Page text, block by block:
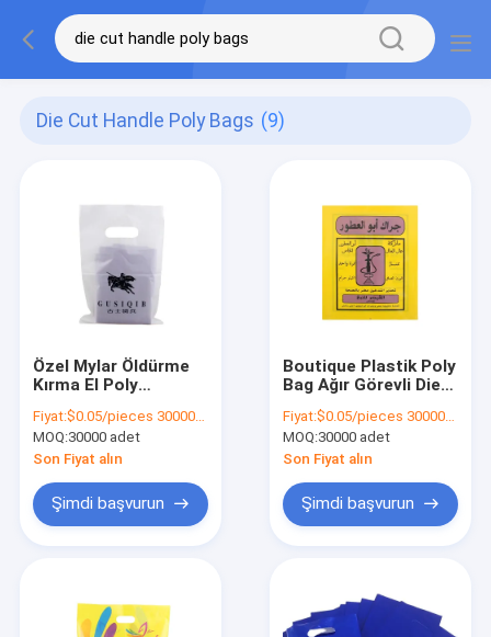
Die Cut Handle Poly Bags (9)
Özel Mylar Öldürme
Kırma El Poly
dönüştürülebilir
Plastik Hediye
Çantası Alışveriş
Çantası
Fiyat:$0.05/pieces 30000-299999 pieces
MOQ:30000 adet
Son Fiyat alın
Şimdi başvurun
Boutique Plastik Poly
Bag Ağır Görevli Die
Alışveriş Çantası
Fiyat:$0.05/pieces 30000-299999 pieces
MOQ:30000 adet
Son Fiyat alın
Şimdi başvurun